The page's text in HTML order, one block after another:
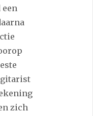
zich